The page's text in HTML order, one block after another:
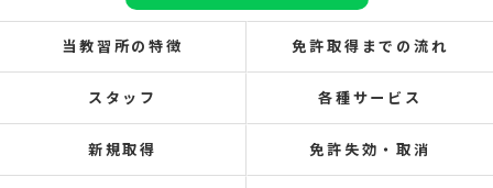
当教習所の特徴 免許取得までの流れ
スタッフ 各種サービス
新規取得 免許失効・取消